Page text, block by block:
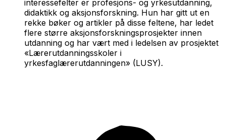
interessefelter er profesjons- og yrkesutdanning,
didaktikk og aksjonsforskning. Hun har gitt ut en
rekke bøker og artikler på disse feltene, har ledet
flere større aksjonsforskningsprosjekter innen
utdanning og har vært med i ledelsen av prosjektet
«Lærerutdanningsskoler i
yrkesfaglærerutdanningen» (LUSY).